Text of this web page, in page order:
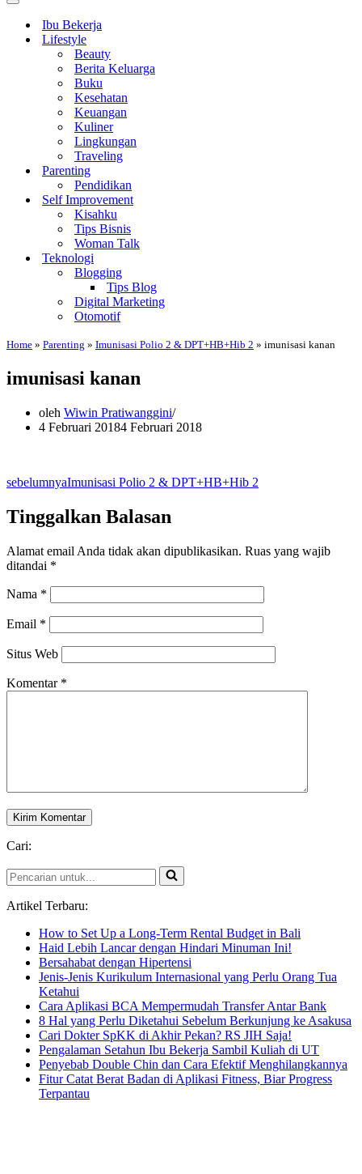
Menu
NavigasiIbu Bekerja
Lifestyle
Beauty
Berita Keluarga
Buku
Kesehatan
Keuangan
Kuliner
Lingkungan
Traveling
Parenting
Pendidikan
Self Improvement
Kisahku
Tips Bisnis
Woman Talk
Teknologi
Blogging
Tips Blog
Digital Marketing
Otomotif
Home » Parenting » Imunisasi Polio 2 & DPT+HB+Hib 2 » imunisasi kanan
imunisasi kanan
oleh Wiwin Pratiwanggini
4 Februari 20184 Februari 2018
sebelumnyaImunisasi Polio 2 & DPT+HB+Hib 2
Tinggalkan Balasan
Alamat email Anda tidak akan dipublikasikan. Ruas yang wajib
ditandai *
Nama *
Email *
Situs Web
Komentar *
Cari:
Pencarian
untuk...
Artikel Terbaru:
How to Set Up a Long-Term Rental Budget in Bali
Haid Lebih Lancar dengan Hindari Minuman Ini!
Bersahabat dengan Hipertensi
Jenis-Jenis Kurikulum Internasional yang Perlu Orang Tua
Ketahui
Cara Aplikasi BCA Mempermudah Transfer Antar Bank
8 Hal yang Perlu Diketahui Sebelum Berkunjung ke Asakusa
Cari Dokter SpKK di Akhir Pekan? RS JIH Saja!
Pengalaman Setahun Ibu Bekerja Sambil Kuliah di UT
Penyebab Double Chin dan Cara Efektif Menghilangkannya
Fitur Catat Berat Badan di Aplikasi Fitness, Biar Progress
Terpantau